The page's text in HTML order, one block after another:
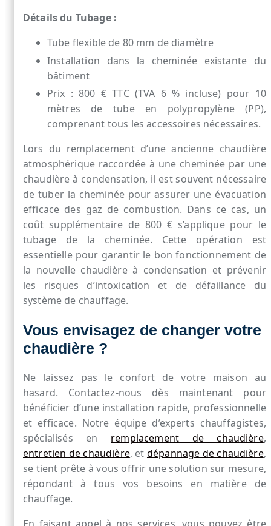
Détails du Tubage :
Tube flexible de 80 mm de diamètre
Installation dans la cheminée existante du
bâtiment
Prix : 800 € TTC (TVA 6 % incluse) pour 10
mètres de tube en polypropylène (PP),
comprenant tous les accessoires nécessaires.
Lors du remplacement d’une ancienne chaudière
atmosphérique raccordée à une cheminée par une
chaudière à condensation, il est souvent nécessaire
de tuber la cheminée pour assurer une évacuation
efficace des gaz de combustion. Dans ce cas, un
coût supplémentaire de 800 € s’applique pour le
tubage de la cheminée. Cette opération est
essentielle pour garantir le bon fonctionnement de
la nouvelle chaudière à condensation et prévenir
les risques d’intoxication et de défaillance du
système de chauffage.
Vous envisagez de changer votre
chaudière ?
Ne laissez pas le confort de votre maison au
hasard. Contactez-nous dès maintenant pour
bénéficier d’une installation rapide, professionnelle
et efficace. Notre équipe d’experts chauffagistes,
spécialisés en remplacement de chaudière,
entretien de chaudière, et dépannage de chaudière,
se tient prête à vous offrir une solution sur mesure,
répondant à tous vos besoins en matière de
chauffage.